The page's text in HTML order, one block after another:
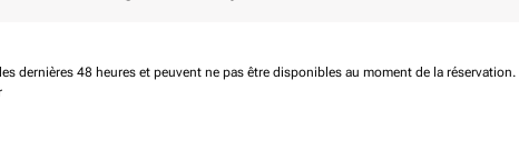
dernières 48 heures et peuvent ne pas être disponibles au moment de la réservation.